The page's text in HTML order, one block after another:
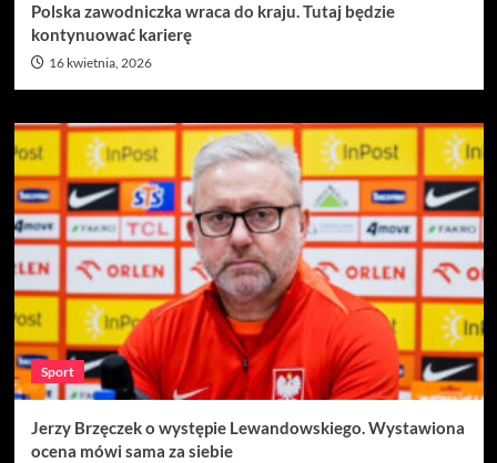
Polska zawodniczka wraca do kraju. Tutaj będzie
kontynuować karierę
16 kwietnia, 2026
Sport
Jerzy Brzęczek o występie Lewandowskiego. Wystawiona
ocena mówi sama za siebie